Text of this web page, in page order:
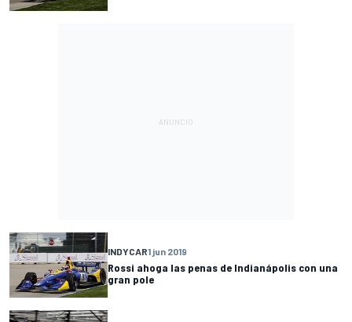
INDYCAR1 jun 2019
Rossi ahoga las penas de Indianápolis con una
gran pole